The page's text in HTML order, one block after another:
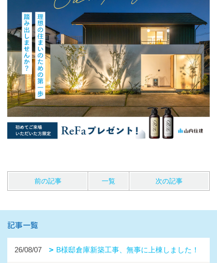
前の記事 一覧 次の記事
記事一覧
26/08/07 B様邸倉庫新築工事、無事に上棟しました！